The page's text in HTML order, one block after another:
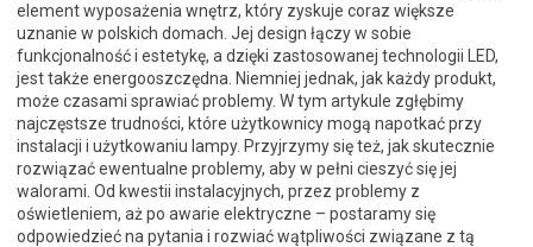
element wyposażenia wnętrz, który zyskuje coraz większe
uznanie w polskich domach. Jej design łączy w sobie
funkcjonalność i estetykę, a dzięki zastosowanej technologii LED,
jest także energooszczędna. Niemniej jednak, jak każdy produkt,
może czasami sprawiać problemy. W tym artykule zgłębimy
najczęstsze trudności, które użytkownicy mogą napotkać przy
instalacji i użytkowaniu lampy. Przyjrzymy się też, jak skutecznie
rozwiązać ewentualne problemy, aby w pełni cieszyć się jej
walorami. Od kwestii instalacyjnych, przez problemy z
oświetleniem, aż po awarie elektryczne – postaramy się
odpowiedzieć na pytania i rozwiać wątpliwości związane z tą